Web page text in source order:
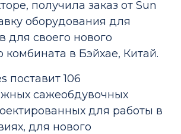
получила заказ от Sun
оборудования для
для своего нового
в Бэйхае, Китай.
поставит 106
сажеобдувочных
для работы в
для нового